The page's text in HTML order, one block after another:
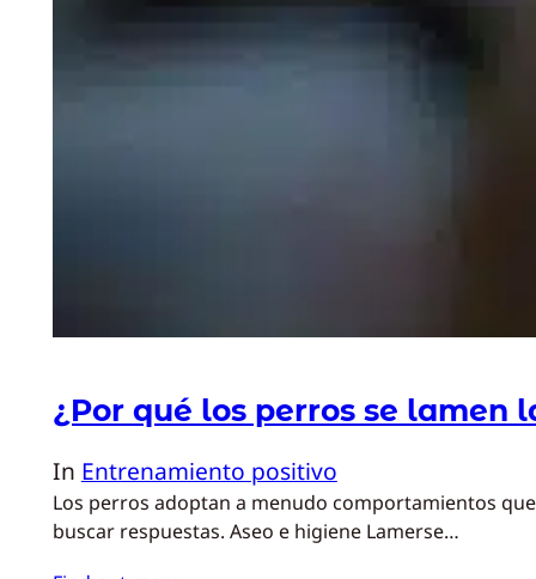
¿Por qué los perros se lamen
In Entrenamiento positivo
Los perros adoptan a menudo comportamientos
buscar respuestas. Aseo e higiene Lamerse…